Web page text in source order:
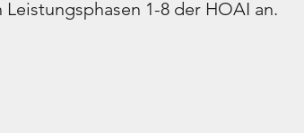
1-8 der HOAI an.